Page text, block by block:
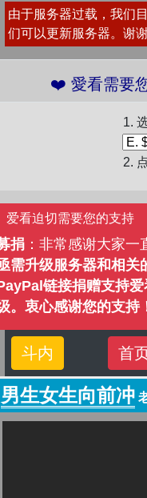
由于服务器过载，我们
们可以更新服务器。谢谢
要您的支持 贊助
1.
2.
爱看迫切需要您的支持
捐 ：非常感谢大家一
需升级服务器和相关
链接捐赠支持
。衷心感谢您的支持
斗内 首
男生女生向前冲